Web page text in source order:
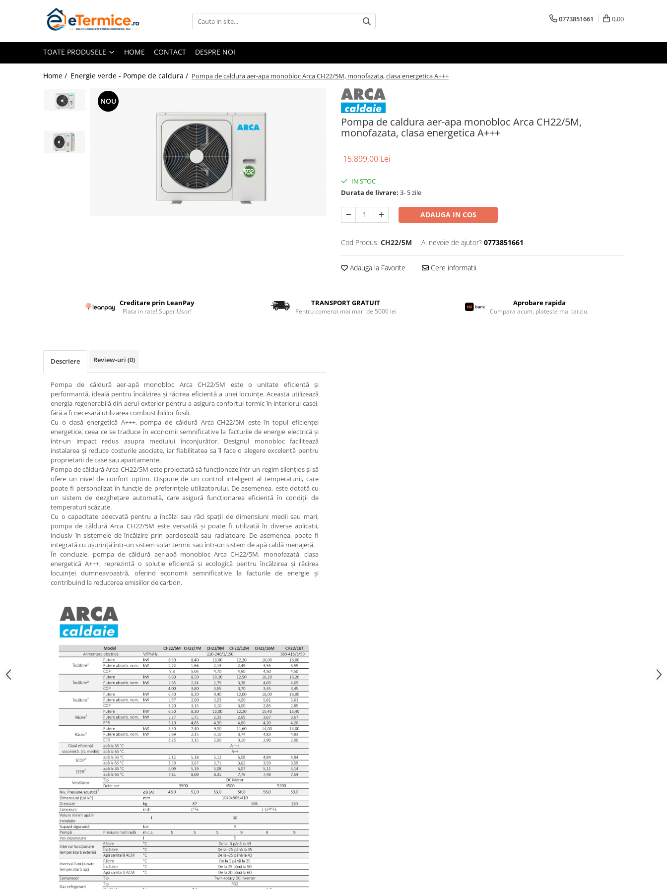
Toate Produsele
Climatizare
Ventiloconvector
Aparate aer conditionat multi-split
Aparate aer conditionat
Centrale pe gaz
Centrale electrice
Cazane pe combustibil solid
Centrale mixte lemn-pelet
Radiatoare din otel
Radiatoare din aluminiu
Radiatoare de baie portprosop
Accesorii radiatoare
Preparatoare pentru apa calda
Boilere electrice
Boilere termoelectrice
Boilere indirecte cu serpentina
Boilere solare indirecte (cu
Boilere pentru pompe de caldura
Incalzire in pardoseala
Tevi si fitinguri PPR
Tevi si fitinguri fonta
Robineti
Robineti de trecere pentru apa
Robineti coltari pentru apa
Accesorii robineti
Robineti tip fluture
Pompe de circulatie
Pompe submersibile
Accesorii pompe
Vase de expansiune
Vase de expansiune pentru
0773851661 0,00
TOATE PRODUSELE HOME CONTACT DESPRE NOI
Home / Energie verde - Pompe de caldura / Pompa de caldura aer-apa monobloc Arca CH22/5M, monofazata, clasa energetica A+++
Pompa de caldura aer-apa monobloc Arca CH22/5M,
monofazata, clasa energetica A+++
NOU
15.899,00 Lei
IN STOC
Durata de livrare: 3- 5 zile
ADAUGA IN COS
Cod Produs: CH22/5M Ai nevoie de ajutor? 0773851661
Adauga la Favorite Cere informatii
Creditare prin LeanPay
Plata in rate! Super Usor!
TRANSPORT GRATUIT
Pentru comenzi mai mari de 5000 lei
Aprobare rapida
Cumpara acum, plateste mai tarziu.
Descriere Review-uri (0)
Pompa de căldură aer-apă monobloc Arca CH22/5M este o unitate eficientă și
performantă, ideală pentru încălzirea și răcirea eficientă a unei locuințe. Aceasta utilizează
energia regenerabilă din aerul exterior pentru a asigura confortul termic în interiorul casei,
fără a fi necesară utilizarea combustibililor fosili.
Cu o clasă energetică A+++, pompa de căldură Arca CH22/5M este în topul eficienței
energetice, ceea ce se traduce în economii semnificative la facturile de energie electrică și
într-un impact redus asupra mediului înconjurător. Designul monobloc facilitează
instalarea și reduce costurile asociate, iar fiabilitatea sa îl face o alegere excelentă pentru
proprietarii de case sau apartamente.
Pompa de căldură Arca CH22/5M este proiectată să funcționeze într-un regim silențios și să
ofere un nivel de confort optim. Dispune de un control inteligent al temperaturii, care
poate fi personalizat în funcție de preferințele utilizatorului. De asemenea, este dotată cu
un sistem de dezghețare automată, care asigură funcționarea eficientă în condiții de
temperaturi scăzute.
Cu o capacitate adecvată pentru a încălzi sau răci spații de dimensiuni medii sau mari,
pompa de căldură Arca CH22/5M este versatilă și poate fi utilizată în diverse aplicații,
inclusiv în sistemele de încălzire prin pardoseală sau radiatoare. De asemenea, poate fi
integrată cu ușurință într-un sistem solar termic sau într-un sistem de apă caldă menajeră.
În concluzie, pompa de căldură aer-apă monobloc Arca CH22/5M, monofazată, clasa
energetică A+++, reprezintă o soluție eficientă și ecologică pentru încălzirea și răcirea
locuinței dumneavoastră, oferind economii semnificative la facturile de energie și
contribuind la reducerea emisiilor de carbon.